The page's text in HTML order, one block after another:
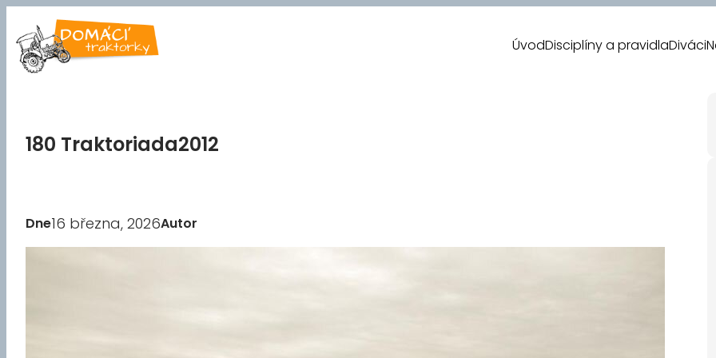
Přeskočit
na
obsah
ÚvodDisciplíny a pravidlaDiváci
180 Traktoriada2012
Dne16 března, 2026Autor